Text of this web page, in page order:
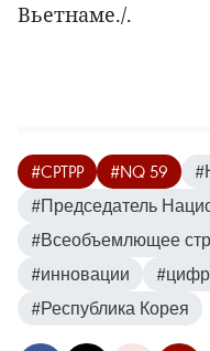
Вьетнаме./.
#CPTPP #NQ 59
#Председатель
#Всеобъемлющее
#инновации
#Республика Корея